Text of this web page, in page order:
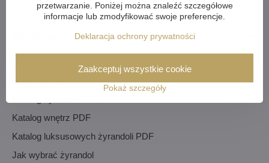
Inspiracje i tutoriale
Galeria wideo
Katalog wnętrz PDF
Katalog luksusowych żyrandoli PDF
Jak wybrać żyrandol
przetwarzanie. Poniżej można znaleźć szczegółowe
informacje lub zmodyfikować swoje preferencje.
Deklaracja ochrony prywatności
Pokaż szczegóły
Zaakceptuj wszystkie cookie